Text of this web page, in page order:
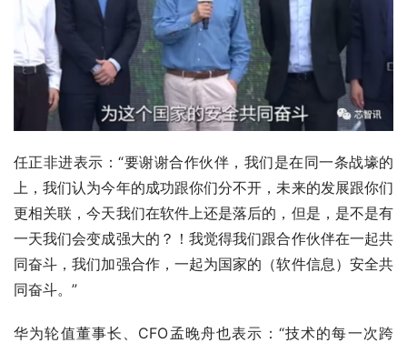
任正非进表示：“要谢谢合作伙伴，我们是在同一条战壕的
上，我们认为今年的成功跟你们分不开，未来的发展跟你们
更相关联，今天我们在软件上还是落后的，但是，是不是有
一天我们会变成强大的？！我觉得我们跟合作伙伴在一起共
同奋斗，我们加强合作，一起为国家的（软件信息）安全共
同奋斗。”
华为轮值董事长、CFO孟晚舟也表示：“技术的每一次跨